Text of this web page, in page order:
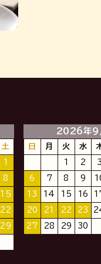
土
1
8
15
22
29
2026年9
日 月 火 水
1 2 3
6 7 8 9
13 14 15 16
20 21 22 23
27 28 29 30